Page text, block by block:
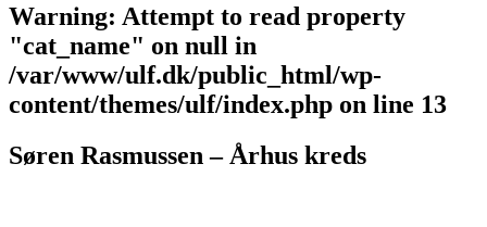
Warning: Attempt to read property
"cat_name" on null in
/var/www/ulf.dk/public_html/wp-
content/themes/ulf/index.php on line 13
Søren Rasmussen – Århus kreds